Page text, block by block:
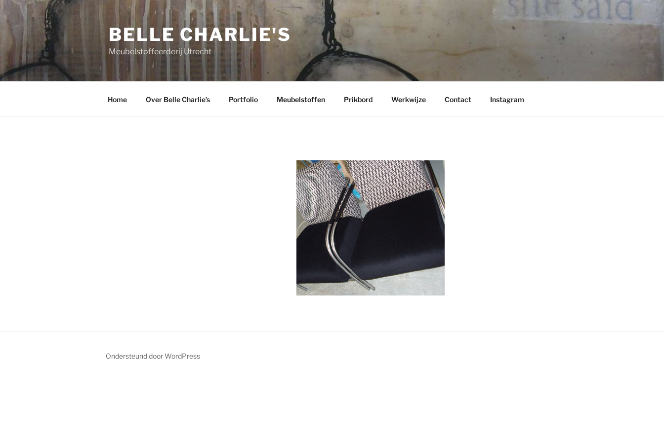
naar
inhoud
BELLE CHARLIE'S
Meubelstoffeerderij Utrecht
Home Over Belle Charlie’s Portfolio Meubelstoffen Prikbord Werkwijze Contact Instagram
Ondersteund door WordPress